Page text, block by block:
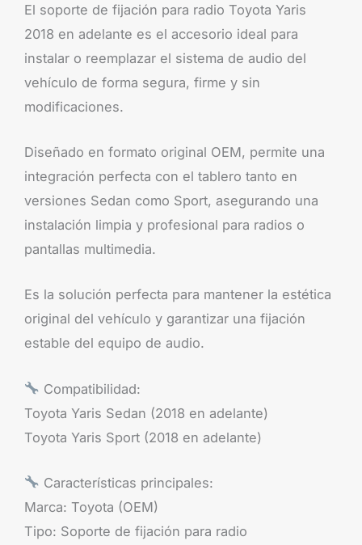
El soporte de fijación para radio Toyota Yaris
2018 en adelante es el accesorio ideal para
instalar o reemplazar el sistema de audio del
vehículo de forma segura, firme y sin
modificaciones.
Diseñado en formato original OEM, permite una
integración perfecta con el tablero tanto en
versiones Sedan como Sport, asegurando una
instalación limpia y profesional para radios o
pantallas multimedia.
Es la solución perfecta para mantener la estética
original del vehículo y garantizar una fijación
estable del equipo de audio.
Compatibilidad:
Toyota Yaris Sedan (2018 en adelante)
Toyota Yaris Sport (2018 en adelante)
Características principales:
Marca: Toyota (OEM)
Tipo: Soporte de fijación para radio